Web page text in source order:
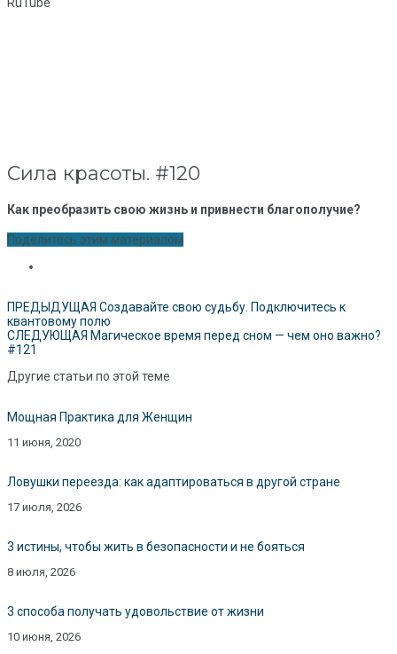
Сила красоты. #120
Как преобразить свою жизнь и привнести благополучие?
Поделитесь этим материалом
ПРЕДЫДУЩАЯ Создавайте свою судьбу. Подключитесь к
квантовому полю
СЛЕДУЮЩАЯ Магическое время перед сном — чем оно важно?
#121
Другие статьи по этой теме
Мощная Практика для Женщин
11 июня, 2020
Ловушки переезда: как адаптироваться в другой стране
17 июля, 2026
3 истины, чтобы жить в безопасности и не бояться
8 июля, 2026
3 способа получать удовольствие от жизни
10 июня, 2026